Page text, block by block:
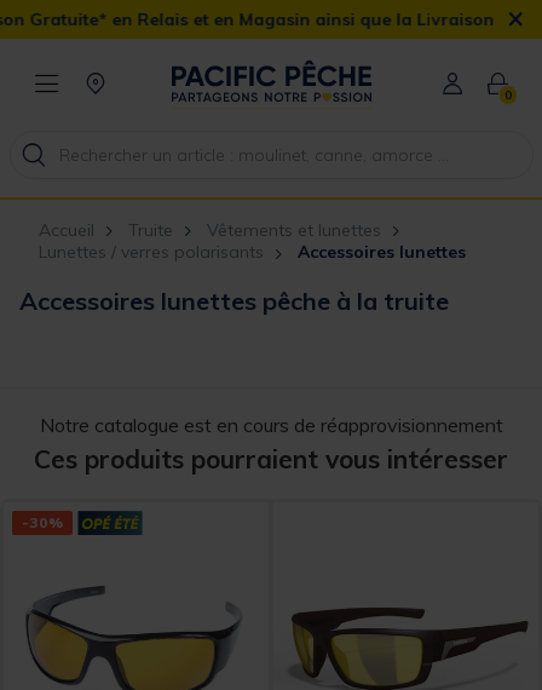
et en Magasin ainsi que la Livraison Domicile offerte dès
×
0
Accueil Truite
Vêtements et lunettes
Lunettes / verres polarisants
Accessoires lunettes
Accessoires lunettes pêche à la truite
Notre catalogue est en cours de réapprovisionnement
Ces produits pourraient vous intéresser
-30%